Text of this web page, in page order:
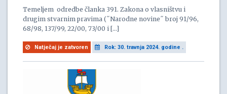
Temeljem odredbe članka 391. Zakona o vlasništvu i
drugim stvarnim pravima (˝Narodne novine˝ broj 91/96,
68/98, 137/99, 22/00, 73/00 i […]
Natječaj je zatvoren Rok: 30. travnja 2024. godine .